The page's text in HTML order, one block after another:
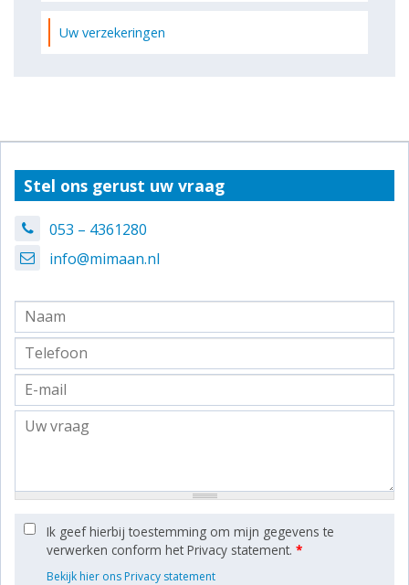
Uw verzekeringen
Stel ons gerust uw vraag
053 – 4361280
info@mimaan.nl
Ik geef hierbij toestemming om mijn gegevens te
verwerken conform het Privacy statement. *
Bekijk hier ons Privacy statement